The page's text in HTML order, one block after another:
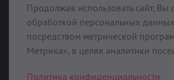
При поддержке
Продолжая использовать сайт, Вы
обработкой персональных
посредством метрической
Метрика», в целях аналитики
Политика конфиденциальности